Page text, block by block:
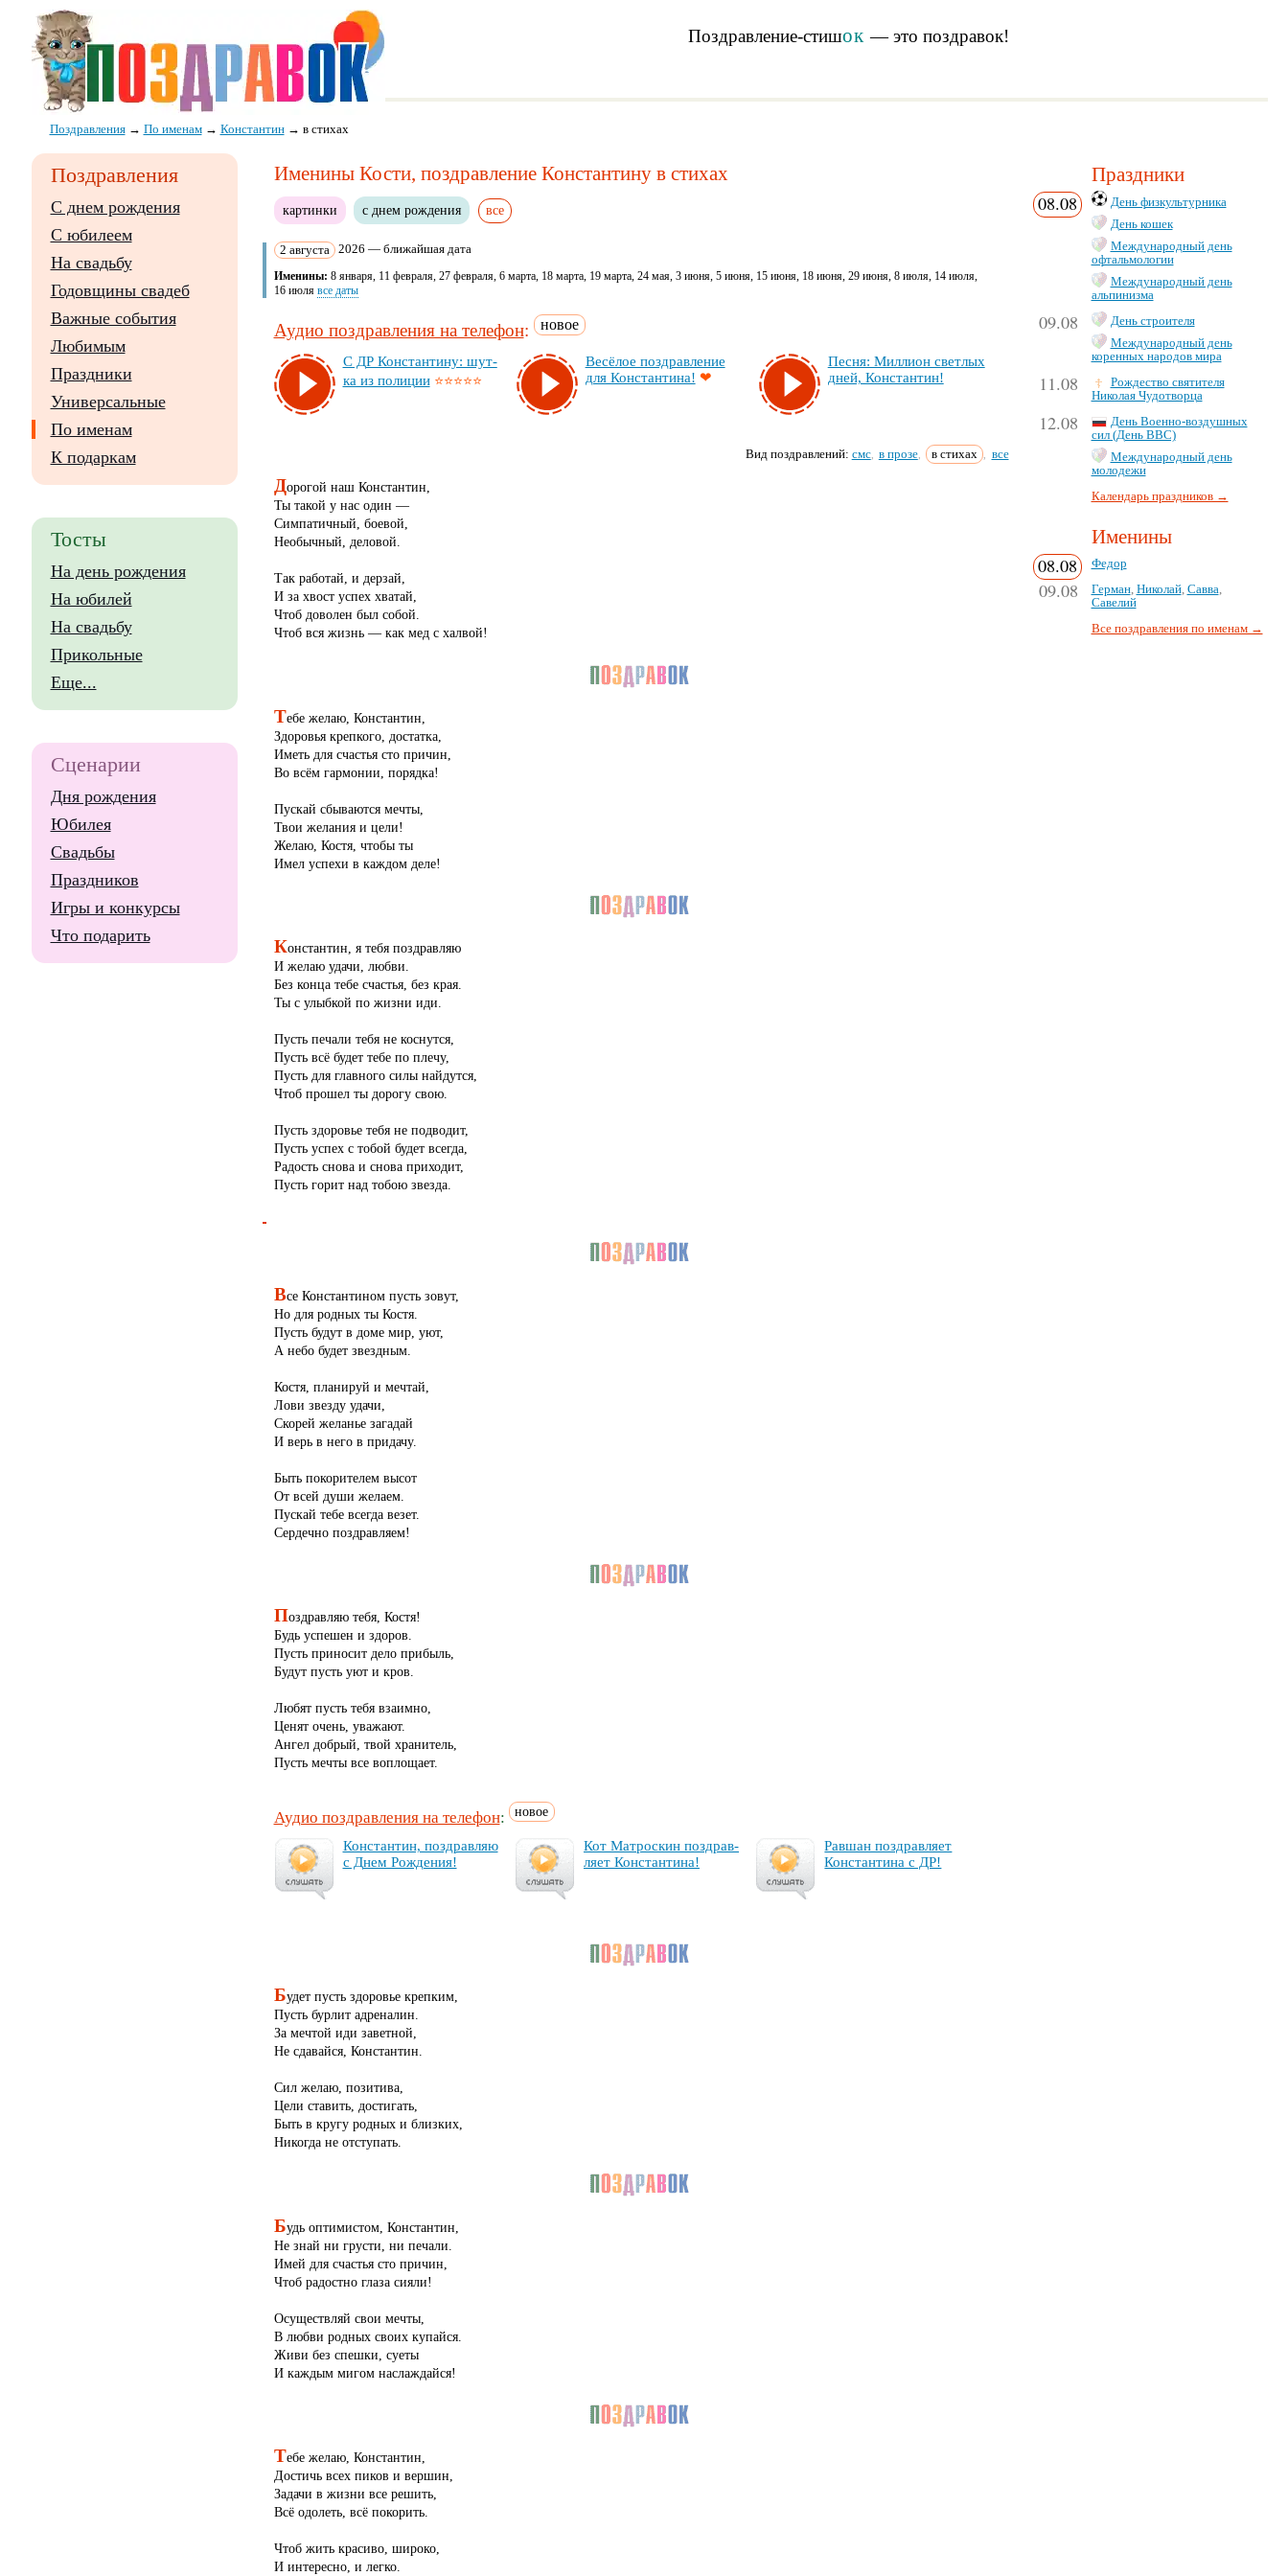
Поздравление-стишок — это поздравок!
Поздравления→ По именам→ Константин→ в стихах
Именины Кости, поздравление Константину в стихах
картинки с днем рождения все
2 августа 2026 — ближайшая дата
Именины: 8 января, 11 февраля, 27 февраля, 6 марта, 18 марта, 19 марта, 24 мая, 3 июня, 5 июня, 15 июня, 18 июня, 29 июня, 8 июля, 14 июля,
16 июля все даты
Аудио поздравления на телефон: новое
С ДР Кон­стан­ти­ну: шут­
ка из по­ли­ции ⭐⭐⭐⭐⭐
Ве­сё­лое поз­драв­ле­ние
для Кон­стан­ти­на! ❤
Пес­ня: Мил­ли­он свет­лых
дней, Кон­стан­тин!
Вид поздравлений: смс, в прозе, в стихах все
Дорогой наш Константин,
Ты такой у нас один —
Симпатичный, боевой,
Необычный, деловой.
Так работай, и дерзай,
И за хвост успех хватай,
Чтоб доволен был собой.
Чтоб вся жизнь — как мед с халвой!
Тебе желаю, Константин,
Здоровья крепкого, достатка,
Иметь для счастья сто причин,
Во всём гармонии, порядка!
Пускай сбываются мечты,
Твои желания и цели!
Желаю, Костя, чтобы ты
Имел успехи в каждом деле!
Константин, я тебя поздравляю
И желаю удачи, любви.
Без конца тебе счастья, без края.
Ты с улыбкой по жизни иди.
Пусть печали тебя не коснутся,
Пусть всё будет тебе по плечу,
Пусть для главного силы найдутся,
Чтоб прошел ты дорогу свою.
Пусть здоровье тебя не подводит,
Пусть успех с тобой будет всегда,
Радость снова и снова приходит,
Пусть горит над тобою звезда.
Все Константином пусть зовут,
Но для родных ты Костя.
Пусть будут в доме мир, уют,
А небо будет звездным.
Костя, планируй и мечтай,
Лови звезду удачи,
Скорей желанье загадай
И верь в него в придачу.
Быть покорителем высот
От всей души желаем.
Пускай тебе всегда везет.
Сердечно поздравляем!
Поздравляю тебя, Костя!
Будь успешен и здоров.
Пусть приносит дело прибыль,
Будут пусть уют и кров.
Любят пусть тебя взаимно,
Ценят очень, уважают.
Ангел добрый, твой хранитель,
Пусть мечты все воплощает.
Аудио поздравления на телефон: новое
Кон­стан­тин, поз­драв­ляю
с Днем Рож­де­ния!
Кот Мат­рос­кин поз­драв­
ля­ет Кон­стан­ти­на!
Рав­шан поз­драв­ля­ет
Кон­стан­ти­на с ДР!
Будет пусть здоровье крепким,
Пусть бурлит адреналин.
За мечтой иди заветной,
Не сдавайся, Константин.
Сил желаю, позитива,
Цели ставить, достигать,
Быть в кругу родных и близких,
Никогда не отступать.
Будь оптимистом, Константин,
Не знай ни грусти, ни печали.
Имей для счастья сто причин,
Чтоб радостно глаза сияли!
Осуществляй свои мечты,
В любви родных своих купайся.
Живи без спешки, суеты
И каждым мигом наслаждайся!
Тебе желаю, Константин,
Достичь всех пиков и вершин,
Задачи в жизни все решить,
Всё одолеть, всё покорить.
Чтоб жить красиво, широко,
И интересно, и легко.
Поздравления
С днем рождения
С юбилеем
На свадьбу
Годовщины свадеб
Важные события
Любимым
Праздники
Универсальные
По именам
К подаркам
Тосты
На день рождения
На юбилей
На свадьбу
Прикольные
Еще...
Сценарии
Дня рождения
Юбилея
Свадьбы
Праздников
Игры и конкурсы
Что подарить
Праздники
08.08
День физкультурника
День кошек
Международный день
офтальмологии
Международный день
альпинизма
09.08
День строителя
Международный день
коренных народов мира
11.08
Рождество святителя
Николая Чудотворца
12.08
День Военно-воздушных
сил (День ВВС)
Международный день
молодежи
Календарь праздников →
Именины
08.08 Федор
09.08 Герман, Николай, Савва,
Савелий
Все поздравления по именам →